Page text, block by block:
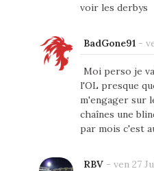
voir les derbys
BadGone91 -
Moi perso je
l'OL presque
m'engager sur
chaînes une
par mois c'est
RBV- ven 27